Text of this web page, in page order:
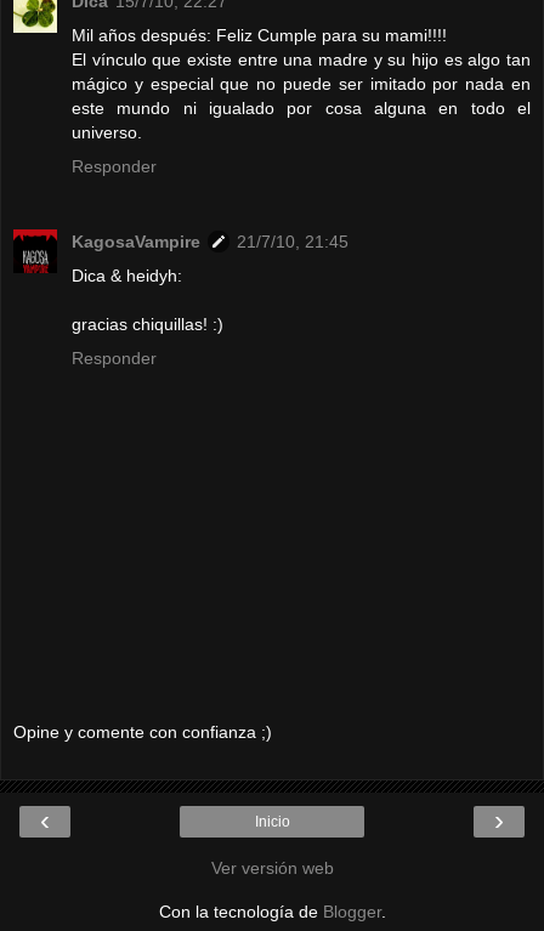
Mil años después: Feliz Cumple para su mami!!!!
El vínculo que existe entre una madre y su hijo es algo tan
mágico y especial que no puede ser imitado por nada en
este mundo ni igualado por cosa alguna en todo el
universo.
Responder
KagosaVampire
21/7/10, 21:45
Dica & heidyh:
gracias chiquillas! :)
Responder
Opine y comente con confianza ;)
‹ ›
Inicio
Ver versión web
Con la tecnología de Blogger.